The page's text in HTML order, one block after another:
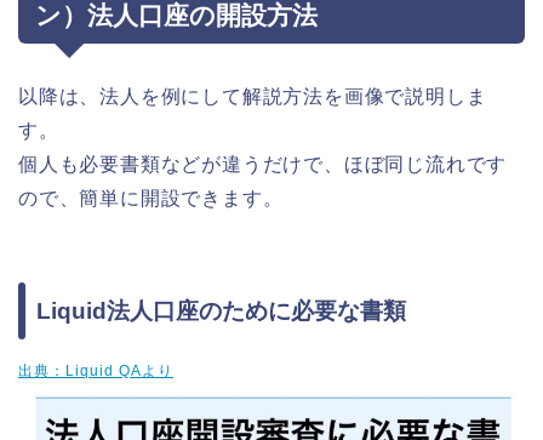
ン）法人口座の開設方法
以降は、法人を例にして解説方法を画像で説明しま
す。
個人も必要書類などが違うだけで、ほぼ同じ流れです
ので、簡単に開設できます。
Liquid法人口座のために必要な書類
出典：Liquid QAより